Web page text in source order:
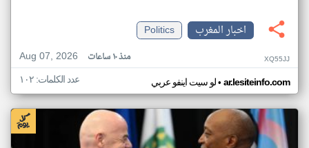
اخبار المغرب
Politics
Aug 07, 2026
منذ ١٠ ساعات XQ55JJ
لو سيت اينفو عربي• ar.lesiteinfo.com عدد الكلمات: ١٠٢